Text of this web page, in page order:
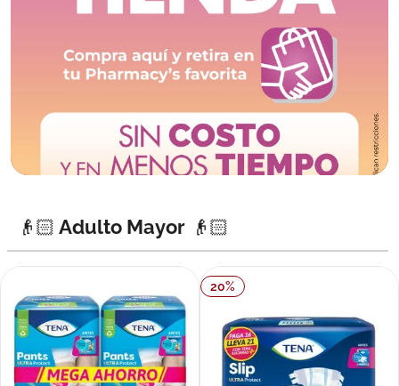
👴🏻 Adulto Mayor 👴🏻
20%